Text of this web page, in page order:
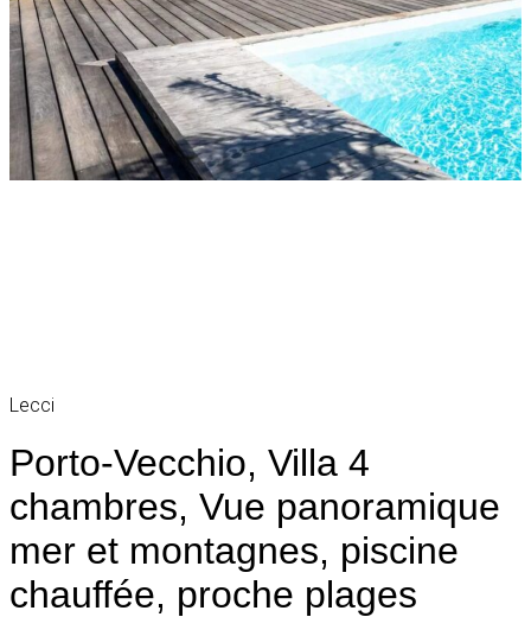
Lecci
Porto-Vecchio, Villa 4
chambres, Vue panoramique
mer et montagnes, piscine
chauffée, proche plages